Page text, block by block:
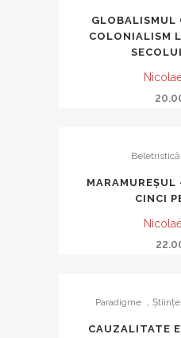
GLOBALISMUL
COLONIALISM
Beletristică
MARAMUREȘUL
CINCI
Paradigme
CAUZALITATE